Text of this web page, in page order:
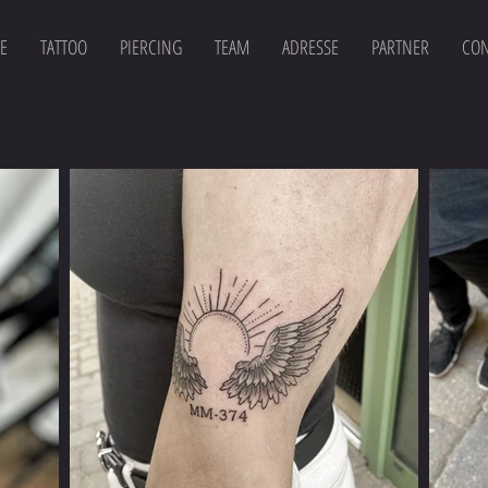
TATTOO PIERCING TEAM ADRESSE PARTNER